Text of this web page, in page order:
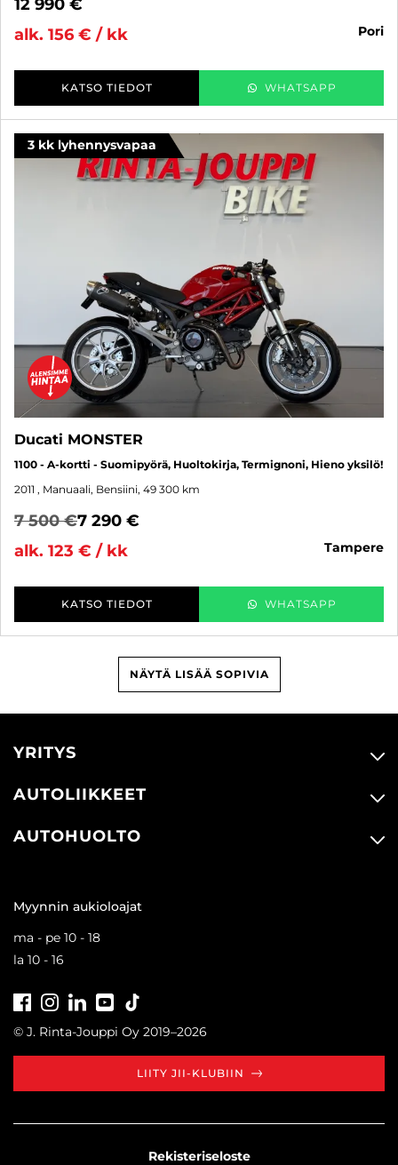
12 990 €
alk. 156 € / kk
pori
KATSO TIEDOT WHATSAPP
3 kk lyhennysvapaa
Ducati MONSTER
1100 - A-kortti - Suomipyörä, Huoltokirja, Termignoni, Hieno yksilö!
2011 , Manuaali, Bensiini, 49 300 km
7 500 €7 290 €
alk. 123 € / kk
tampere
KATSO TIEDOT WHATSAPP
NÄYTÄ LISÄÄ SOPIVIA
YRITYS
AUTOLIIKKEET
AUTOHUOLTO
Myynnin aukioloajat
ma - pe 10 - 18
la 10 - 16
FacebookInstagramLinkedInYoutube
© J. Rinta-Jouppi Oy 2019–2026
LIITY JII-KLUBIIN
Rekisteriseloste